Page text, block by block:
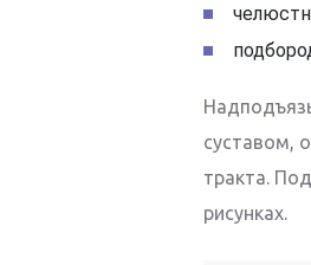
суставом,
тракта.
рисунках.